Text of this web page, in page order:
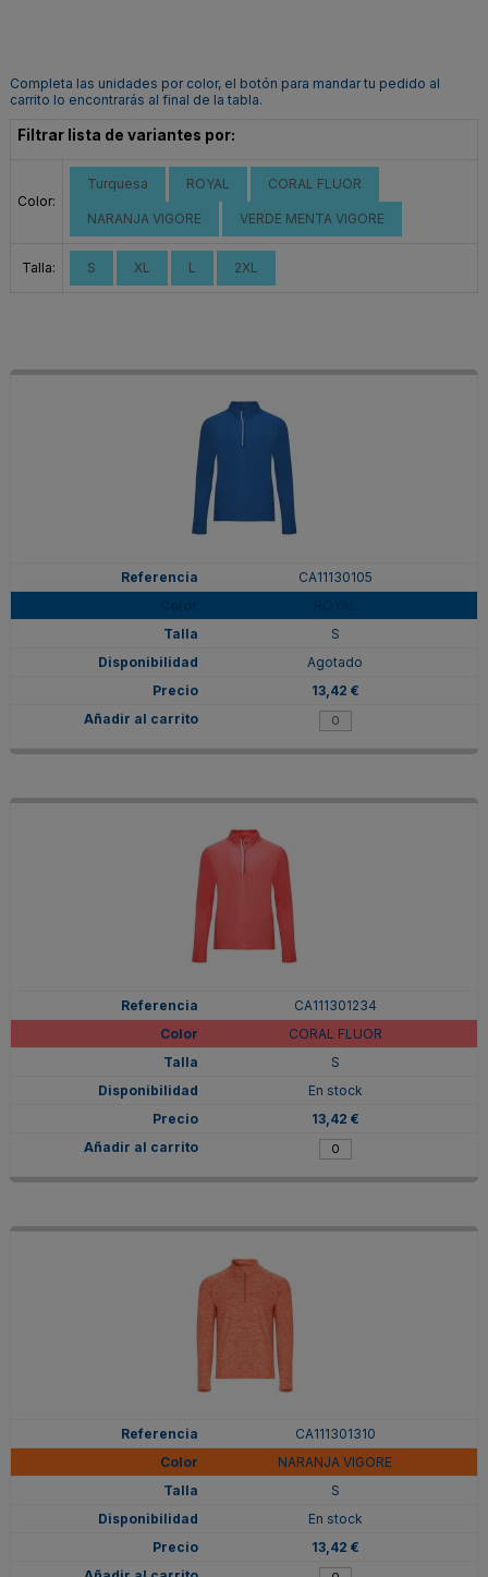
Completa las unidades por color, el botón para mandar tu pedido al
carrito lo encontrarás al final de la tabla.
Filtrar lista de variantes por:
Color:
Turquesa ROYAL CORAL FLUOR
NARANJA VIGORE VERDE MENTA VIGORE
Talla: S XL L 2XL
CA11130105
S
Agotado
13,42 €
CA111301234
CORAL FLUOR
S
En stock
13,42 €
CA111301310
NARANJA VIGORE
S
En stock
13,42 €